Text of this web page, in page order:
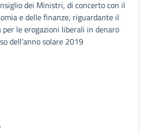
dei Ministri, di concerto con il
e delle finanze, riguardante il
le erogazioni liberali in denaro
dell'anno solare 2019